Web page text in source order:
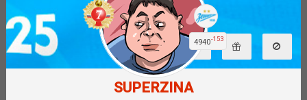
4940-153
SUPERZINA